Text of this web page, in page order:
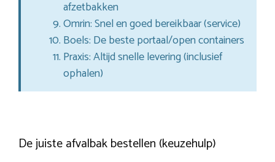
afzetbakken
Omrin: Snel en goed bereikbaar (service)
Boels: De beste portaal/open containers
Praxis: Altijd snelle levering (inclusief
ophalen)
De juiste afvalbak bestellen (keuzehulp)